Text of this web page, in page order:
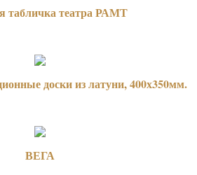
табличка театра РАМТ
доски из латуни, 400х350мм.
ВЕГА